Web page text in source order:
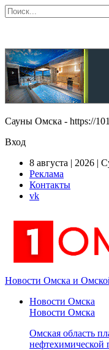
Сауны Омска - https://
Вход
8 августа | 2026 |
Реклама
Контакты
vk
Новости Омска и
Новости Омска
Новости Омска
Омская область